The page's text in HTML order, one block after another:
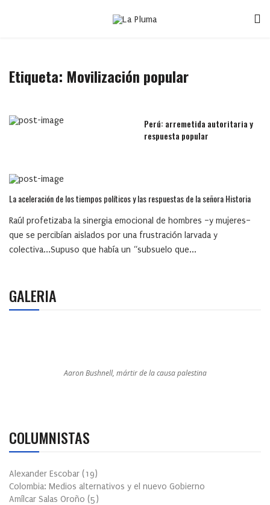
Etiqueta: Movilización popular
Perú: arremetida autoritaria y
respuesta popular
La aceleración de los tiempos políticos y las respuestas de la señora Historia
Raúl profetizaba la sinergia emocional de hombres –y mujeres–
que se percibían aislados por una frustración larvada y
colectiva...Supuso que había un “subsuelo que...
GALERIA
Aaron Bushnell, mártir de la causa palestina
COLUMNISTAS
Alexander Escobar (19)
Colombia: Medios alternativos y el nuevo Gobierno
Amílcar Salas Oroño (5)